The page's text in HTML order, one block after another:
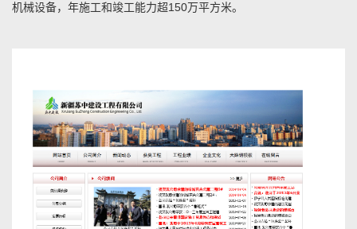
机械设备，年施工和竣工能力超150万平方米。